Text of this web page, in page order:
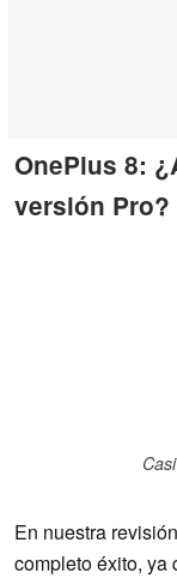
OnePlus 8:
versión Pro?
En nuestra
completo éxito, ya